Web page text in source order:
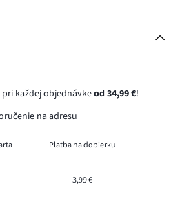
pri každej objednávkeod 34,99 €!
na adresu
Platba na dobierku
3,99 €